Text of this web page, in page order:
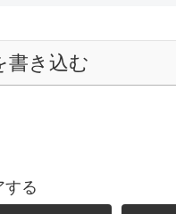
書き込む
する